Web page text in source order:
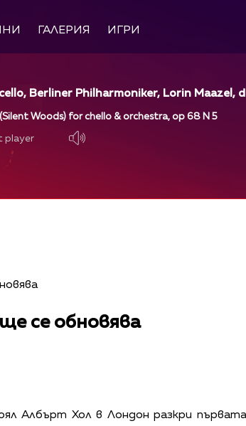
ГАЛЕРИЯ ИГРИ
cello, Berliner Philharmoniker, Lorin Maazel,
Woods) for chello & orchestra, op 68 N 5
player
се обновява
Албърт Хол в Лондон разкри